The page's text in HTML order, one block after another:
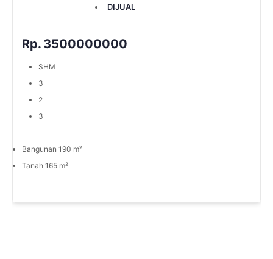
DIJUAL
Rp. 3500000000
SHM
3
2
3
Bangunan 190 m²
Tanah 165 m²